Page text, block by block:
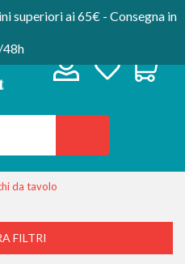
superiori ai 65€ - Consegna in
da tavolo
FILTRI